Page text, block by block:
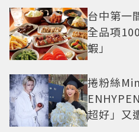
台中第一
全品項
蝦」
捲粉絲
超好」又